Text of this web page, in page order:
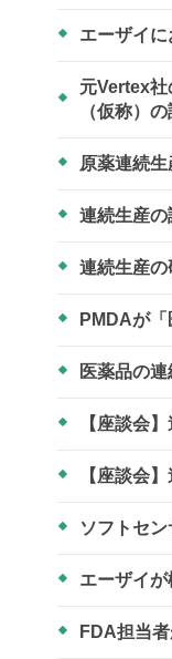
エーザイ
元Vertex
（仮称）
原薬連続
連続生産
連続生産
PMDAが
医薬品の
【座談会
【座談会
ソフトセ
エーザイ
FDA担当